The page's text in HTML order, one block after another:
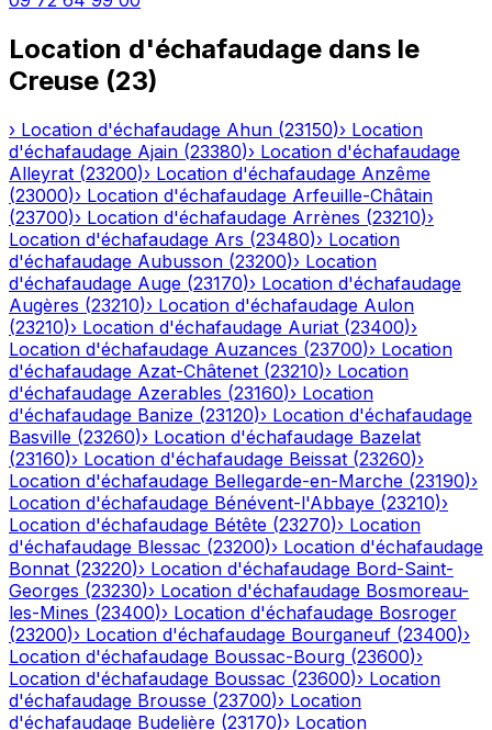
Location d'échafaudage dans le
Creuse (23)
› Location d'échafaudage Ahun (23150)› Location
d'échafaudage Ajain (23380)› Location d'échafaudage
Alleyrat (23200)› Location d'échafaudage Anzême
(23000)› Location d'échafaudage Arfeuille-Châtain
(23700)› Location d'échafaudage Arrènes (23210)›
Location d'échafaudage Ars (23480)› Location
d'échafaudage Aubusson (23200)› Location
d'échafaudage Auge (23170)› Location d'échafaudage
Augères (23210)› Location d'échafaudage Aulon
(23210)› Location d'échafaudage Auriat (23400)›
Location d'échafaudage Auzances (23700)› Location
d'échafaudage Azat-Châtenet (23210)› Location
d'échafaudage Azerables (23160)› Location
d'échafaudage Banize (23120)› Location d'échafaudage
Basville (23260)› Location d'échafaudage Bazelat
(23160)› Location d'échafaudage Beissat (23260)›
Location d'échafaudage Bellegarde-en-Marche (23190)›
Location d'échafaudage Bénévent-l'Abbaye (23210)›
Location d'échafaudage Bétête (23270)› Location
d'échafaudage Blessac (23200)› Location d'échafaudage
Bonnat (23220)› Location d'échafaudage Bord-Saint-
Georges (23230)› Location d'échafaudage Bosmoreau-
les-Mines (23400)› Location d'échafaudage Bosroger
(23200)› Location d'échafaudage Bourganeuf (23400)›
Location d'échafaudage Boussac-Bourg (23600)›
Location d'échafaudage Boussac (23600)› Location
d'échafaudage Brousse (23700)› Location
d'échafaudage Budelière (23170)› Location